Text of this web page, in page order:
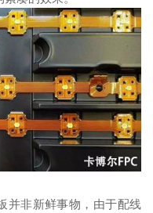
并非新鲜事物，由于配线